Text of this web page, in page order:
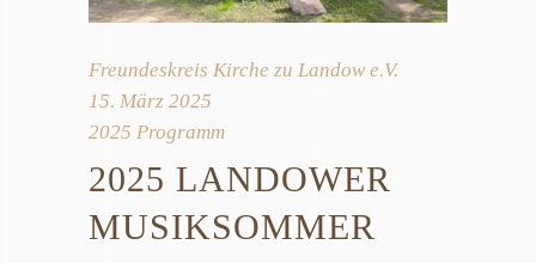
Freundeskreis Kirche zu Landow e.V.
15. März 2025
2025 Programm
2025 LANDOWER
MUSIKSOMMER